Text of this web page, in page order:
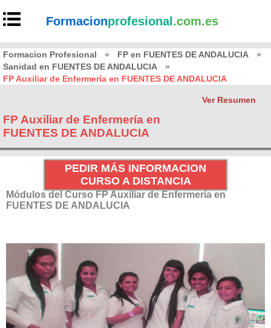
Formacionprofesional .com.es
Formacion Profesional » FP en FUENTES DE ANDALUCIA
»
Sanidad en FUENTES DE ANDALUCIA
»
FP Auxiliar de Enfermería en FUENTES DE ANDALUCIA
Ver Resumen
FP Auxiliar de Enfermería en
FUENTES DE ANDALUCIA
PEDIR MÁS INFORMACION
CURSO A DISTANCIA
Módulos del Curso FP Auxiliar de Enfermería en
FUENTES DE ANDALUCIA